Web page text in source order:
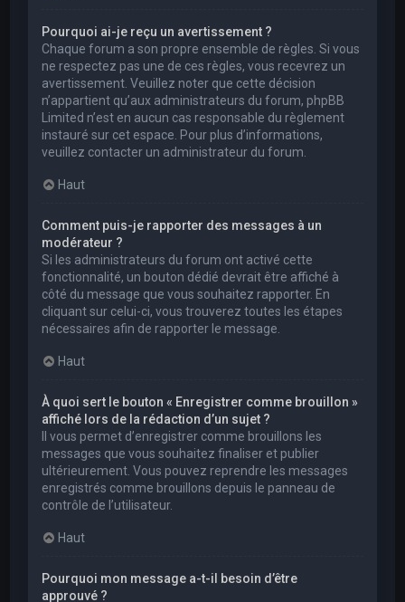
Pourquoi ai-je reçu un avertissement ?
Chaque forum a son propre ensemble de règles. Si vous
ne respectez pas une de ces règles, vous recevrez un
avertissement. Veuillez noter que cette décision
n’appartient qu’aux administrateurs du forum, phpBB
Limited n’est en aucun cas responsable du règlement
instauré sur cet espace. Pour plus d’informations,
veuillez contacter un administrateur du forum.
Haut
Comment puis-je rapporter des messages à un
modérateur ?
Si les administrateurs du forum ont activé cette
fonctionnalité, un bouton dédié devrait être affiché à
côté du message que vous souhaitez rapporter. En
cliquant sur celui-ci, vous trouverez toutes les étapes
nécessaires afin de rapporter le message.
Haut
À quoi sert le bouton « Enregistrer comme brouillon »
affiché lors de la rédaction d’un sujet ?
Il vous permet d’enregistrer comme brouillons les
messages que vous souhaitez finaliser et publier
ultérieurement. Vous pouvez reprendre les messages
enregistrés comme brouillons depuis le panneau de
contrôle de l’utilisateur.
Haut
Pourquoi mon message a-t-il besoin d’être
approuvé ?